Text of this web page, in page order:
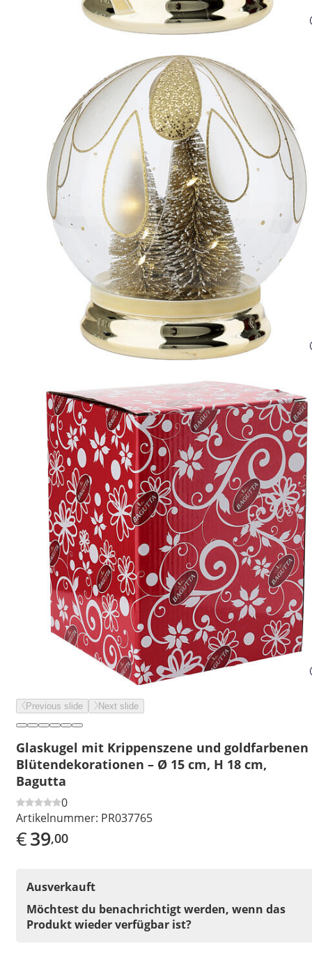
Previous slide Next slide
Glaskugel mit Krippenszene und goldfarbenen
Blütendekorationen – Ø 15 cm, H 18 cm,
Bagutta
0
Artikelnummer: PR037765
€39,00
Ausverkauft
Möchtest du benachrichtigt werden, wenn das
Produkt wieder verfügbar ist?